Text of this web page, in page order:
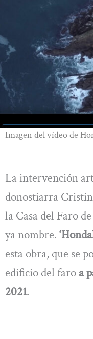
Imagen del vídeo de
La intervención
donostiarra
la Casa del Faro
ya nombre.
esta obra, que se
edificio del faro a
2021.